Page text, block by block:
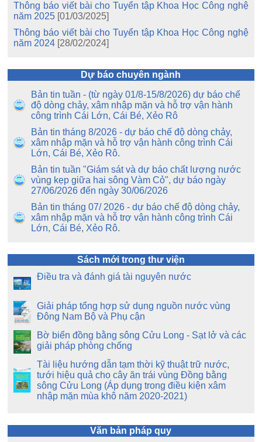
Thông báo viết bài cho Tuyển tập Khoa Học Công nghệ
năm 2025 [01/03/2025]
Thông báo viết bài cho Tuyển tập Khoa Học Công nghệ
năm 2024 [28/02/2024]
Dự báo chuyên ngành
Bản tin tuần - (từ ngày 01/8-15/8/2026) dự báo chế
độ dòng chảy, xâm nhập mặn và hỗ trợ vận hành
công trình Cái Lớn, Cái Bé, Xẻo Rô
Bản tin tháng 8/2026 - dự báo chế độ dòng chảy,
xâm nhập mặn và hỗ trợ vận hành công trình Cái
Lớn, Cái Bé, Xẻo Rô.
Bản tin tuần "Giám sát và dự báo chất lượng nước
vùng kẹp giữa hai sông Vàm Cỏ", dự báo ngày
27/06/2026 đến ngày 30/06/2026
Bản tin tháng 07/ 2026 - dự báo chế độ dòng chảy,
xâm nhập mặn và hỗ trợ vận hành công trình Cái
Lớn, Cái Bé, Xẻo Rô.
Sách mới trong thư viện
Điều tra và đánh giá tài nguyên nước
Giải pháp tổng hợp sử dụng nguồn nước vùng
Đông Nam Bộ và Phụ cận
Bờ biển đồng bằng sông Cửu Long - Sạt lở và các
giải pháp phòng chống
Tài liệu hướng dẫn tạm thời kỹ thuật trữ nước,
tưới hiệu quả cho cây ăn trái vùng Đồng bằng
sông Cửu Long (Áp dụng trong điều kiện xâm
nhập mặn mùa khô năm 2020-2021)
Văn bản pháp quy